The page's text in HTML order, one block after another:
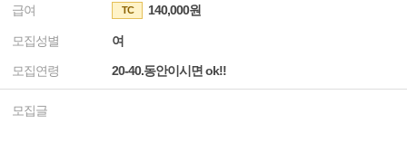
급여 TC 140,000원
모집성별 여
모집연령 20-40.동안이시면 ok!!
모집글